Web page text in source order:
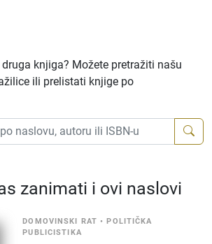
knjiga? Možete pretražiti našu
ili prelistati knjige po
zanimati i ovi naslovi
DOMOVINSKI RAT •POLITIČKA
PUBLICISTIKA